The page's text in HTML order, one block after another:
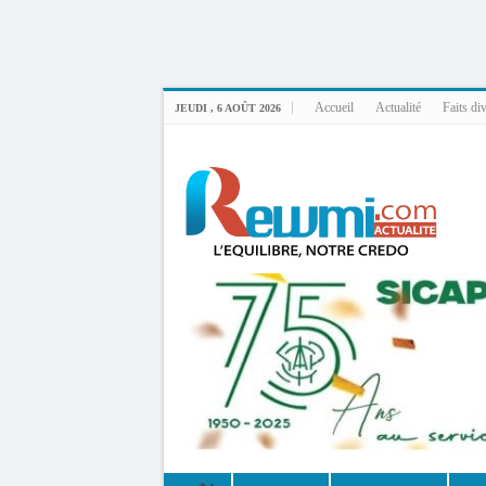
JEUDI , 6 AOÛT 2026 Accueil Actualité Faits